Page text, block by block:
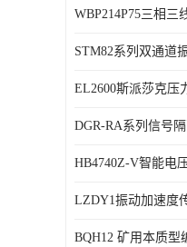
特殊用处传感器
特殊用途变送器